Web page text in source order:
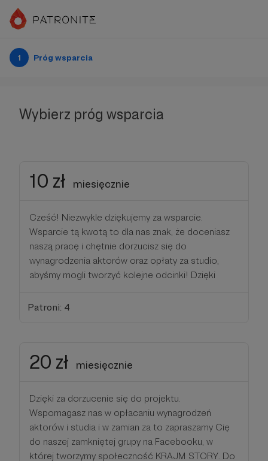
1 Próg wsparcia
Wybierz próg wsparcia
10 zł miesięcznie
Cześć! Niezwykle dziękujemy za wsparcie.
Wsparcie tą kwotą to dla nas znak, że doceniasz
naszą pracę i chętnie dorzucisz się do
wynagrodzenia aktorów oraz opłaty za studio,
abyśmy mogli tworzyć kolejne odcinki! Dzięki
Patroni: 4
20 zł miesięcznie
Dzięki za dorzucenie się do projektu.
Wspomagasz nas w opłacaniu wynagrodzeń
aktorów i studia i w zamian za to zapraszamy Cię
do naszej zamkniętej grupy na Facebooku, w
której tworzymy społeczność KRAJM STORY. Do